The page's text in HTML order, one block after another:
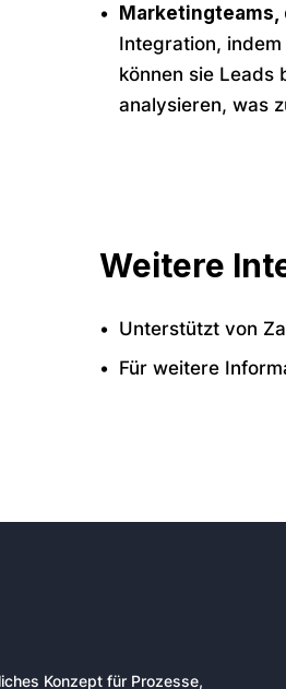
Marketingteams,
Integration,
können sie Leads
analysieren, was
Weitere
Unterstützt von
Für weitere
Konzept für Prozesse,